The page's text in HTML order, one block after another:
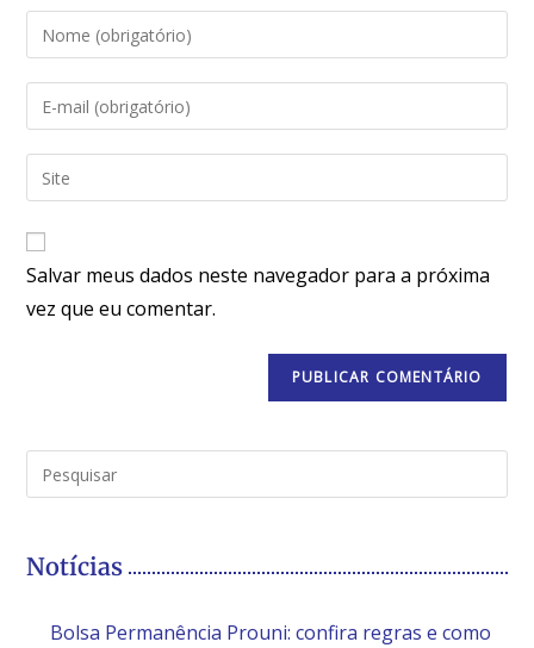
Salvar meus dados neste navegador para a próxima
vez que eu comentar.
Notícias
Bolsa Permanência Prouni: confira regras e como